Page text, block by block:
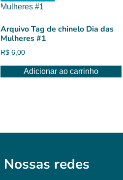
Arquivo Tag de chinelo Dia das
Mulheres #1
R$ 6,00
Adicionar ao carrinho
Nossas redes